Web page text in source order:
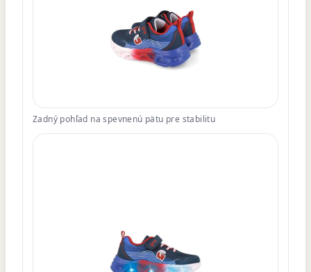
Zadný pohľad na spevnenú pätu pre stabilitu